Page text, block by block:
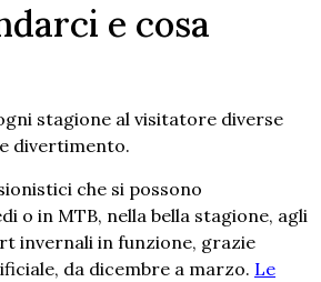
e cosa
stagione al visitatore diverse
divertimento.
che si possono
o in MTB, nella bella stagione, agli
invernali in funzione, grazie
da dicembre a marzo. Le